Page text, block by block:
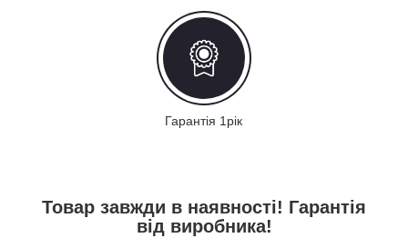
Гарантія 1рік
Товар завжди в наявності! Гарантія
від виробника!